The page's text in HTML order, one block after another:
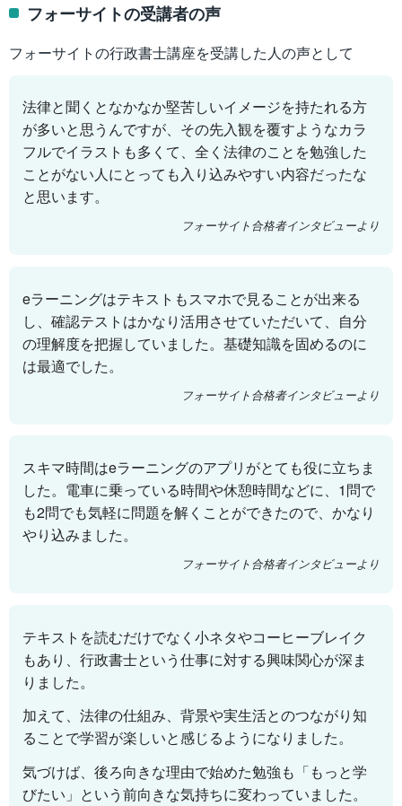
フォーサイトの受講者の声
フォーサイトの行政書士講座を受講した人の声として
法律と聞くとなかなか堅苦しいイメージを持たれる方
が多いと思うんですが、その先入観を覆すようなカラ
フルでイラストも多くて、全く法律のことを勉強した
ことがない人にとっても入り込みやすい内容だったな
と思います。
フォーサイト合格者インタビューより
eラーニングはテキストもスマホで見ることが出来る
し、確認テストはかなり活用させていただいて、自分
の理解度を把握していました。基礎知識を固めるのに
は最適でした。
フォーサイト合格者インタビューより
スキマ時間はeラーニングのアプリがとても役に立ちま
した。電車に乗っている時間や休憩時間などに、1問で
も2問でも気軽に問題を解くことができたので、かなり
やり込みました。
フォーサイト合格者インタビューより
テキストを読むだけでなく小ネタやコーヒーブレイク
もあり、行政書士という仕事に対する興味関心が深ま
りました。
加えて、法律の仕組み、背景や実生活とのつながり知
ることで学習が楽しいと感じるようになりました。
気づけば、後ろ向きな理由で始めた勉強も「もっと学
びたい」という前向きな気持ちに変わっていました。